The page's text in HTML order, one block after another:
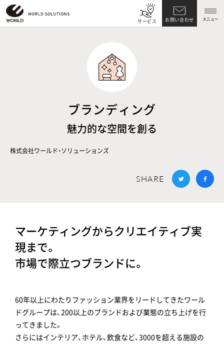
サービス お問い合わせ メニュー
ブランディング
魅力的な空間を創る
株式会社ワールド・ソリューションズ
SHARE
マーケティングからクリエイティブ実
現まで。
市場で際立つブランドに。
60年以上にわたりファッション業界をリードしてきたワール
ドグループは、200以上のブランドおよび業態の立ち上げを行
ってきました。
さらにはインテリア、ホテル、飲食など、3000を超える施設の